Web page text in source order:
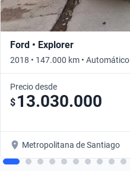
Ford • Explorer
2018 • 147.000 km • Automático
Precio desde
$ 13.030.000
Metropolitana de Santiago